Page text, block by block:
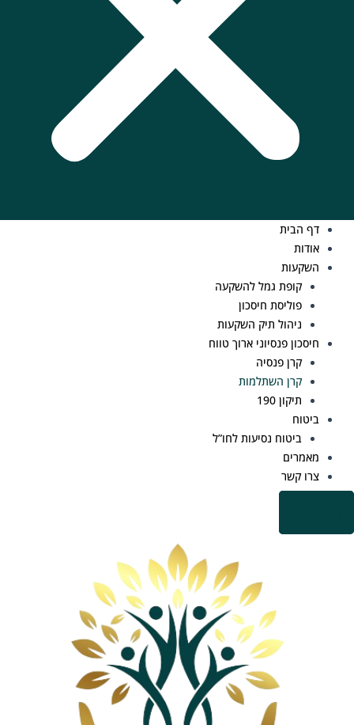
דף הבית
אודות
השקעות
קופת גמל להשקעה
פוליסת חיסכון
ניהול תיק השקעות
חיסכון פנסיוני ארוך טווח
קרן פנסיה
קרן השתלמות
תיקון 190
ביטוח
ביטוח נסיעות לחו”ל
מאמרים
צרו קשר